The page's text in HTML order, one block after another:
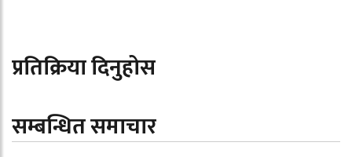
प्रतिक्रिया दिनुहोस
सम्बन्धित समाचार